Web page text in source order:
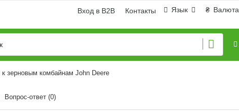
₴ Валюта
Язык
Вход в B2B Контакты
к зерновым комбайнам John Deere
Вопрос-ответ (0)